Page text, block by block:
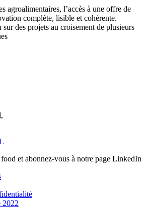
agroalimentaires, l’accès à une offre de
complète, lisible et cohérente.
des projets au croisement de plusieurs
et abonnez-vous à notre page LinkedIn
2022